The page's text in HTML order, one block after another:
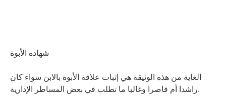
شهادة الأبوة
الغاية من هذه الوثيقة هي إثبات علاقة الأبوة بالابن سواء كان
راشدا أم قاصرا وغالبا ما تطلب في بعض المساطر الإدارية.